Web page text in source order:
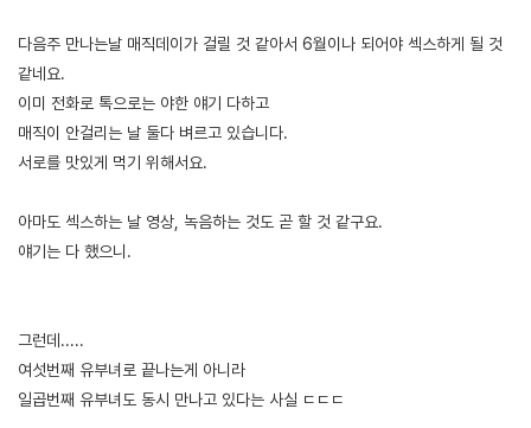
다음주 만나는날 매직데이가 걸릴 것 같아서 6월이나 되어야 섹스하게 될 것
같네요.
이미 전화로 톡으로는 야한 얘기 다하고
매직이 안걸리는 날 둘다 벼르고 있습니다.
서로를 맛있게 먹기 위해서요.
아마도 섹스하는 날 영상, 녹음하는 것도 곧 할 것 같구요.
얘기는 다 했으니.
그런데.....
여섯번째 유부녀로 끝나는게 아니라
일곱번째 유부녀도 동시 만나고 있다는 사실 ㄷㄷㄷ